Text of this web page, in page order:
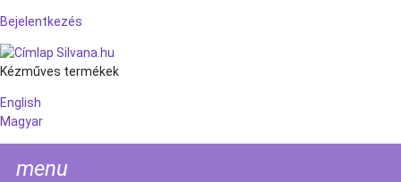
Ugrás
tartalomra
User
account
menu
Bejelentkezés
Silvana.hu
Kézműves termékek
English
Magyar
menu